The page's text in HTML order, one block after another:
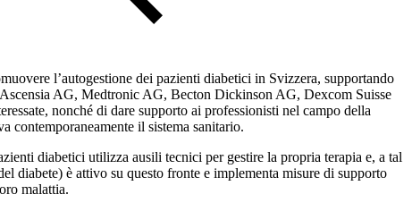
l’autogestione dei pazienti diabetici in Svizzera, supportando
AG, Medtronic AG, Becton Dickinson AG, Dexcom Suisse
nonché di dare supporto ai professionisti nel campo della
contemporaneamente il sistema sanitario.
diabetici utilizza ausili tecnici per gestire la propria terapia e, a tal
diabete) è attivo su questo fronte e implementa misure di supporto
malattia.